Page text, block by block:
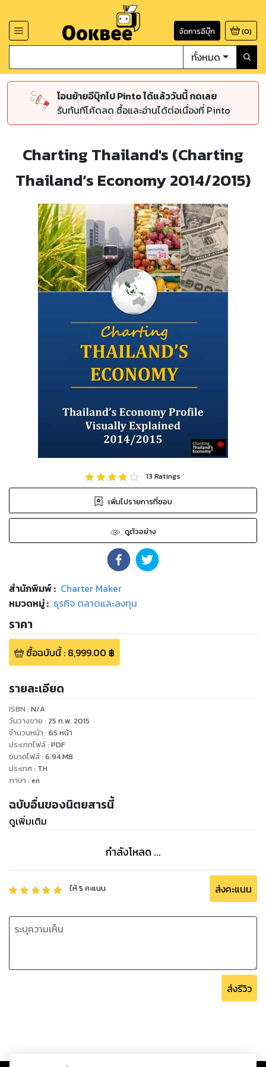
จัดการอีบุ๊ก (0)
ทั้งหมด
โอนย้ายอีบุ๊กไป Pinto ได้แล้ววันนี้ กดเลย
รับทันทีโค้ดลด ซื้อและอ่านได้ต่อเนื่องที่ Pinto
Charting Thailand's (Charting
Thailand’s Economy 2014/2015)
13 Ratings
เพิ่มไปรายการที่ชอบ
ดูตัวอย่าง
สำนักพิมพ์: Charter Maker
หมวดหมู่: ธุรกิจ ตลาดและลงทุน
ราคา
ซื้อฉบับนี้: 8,999.00 ฿
รายละเอียด
ISBN : N/A
วันวางขาย : 25 ก.พ. 2015
จำนวนหน้า : 65 หน้า
ประเภทไฟล์: PDF
ขนาดไฟล์: 6.94MB
ประเทศ: TH
ภาษา : en
ฉบับอื่นของนิตยสารนี้
ดูเพิ่มเติม
กำลังโหลด ...
ให้5 คะแนน ส่งคะแนน
ส่งรีวิว